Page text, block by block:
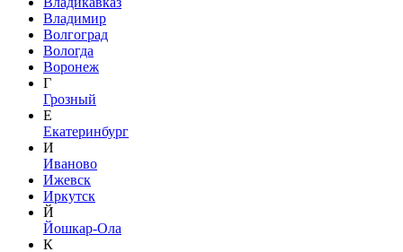
Владимир
Волгоград
Вологда
Воронеж
Г
Грозный
Е
Екатеринбург
И
Иваново
Ижевск
Иркутск
Й
Йошкар-Ола
К